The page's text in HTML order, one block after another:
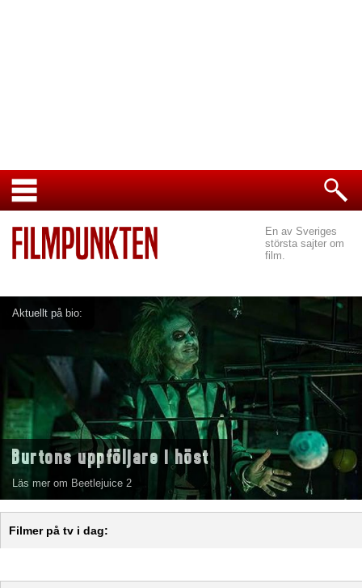
En av Sveriges
största sajter om
film.
Aktuellt på bio:
Burtons uppföljare i höst
Läs mer om Beetlejuice 2
Filmer på tv i dag: